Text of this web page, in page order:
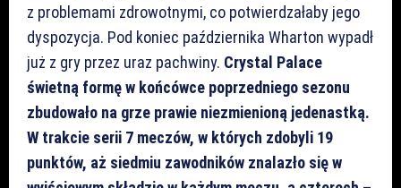
z problemami zdrowotnymi, co potwierdzałaby jego
dyspozycja. Pod koniec października Wharton wypadł
już z gry przez uraz pachwiny. Crystal Palace
świetną formę w końcówce poprzedniego sezonu
zbudowało na grze prawie niezmienioną jedenastką.
W trakcie serii 7 meczów, w których zdobyli 19
punktów, aż siedmiu zawodników znalazło się w